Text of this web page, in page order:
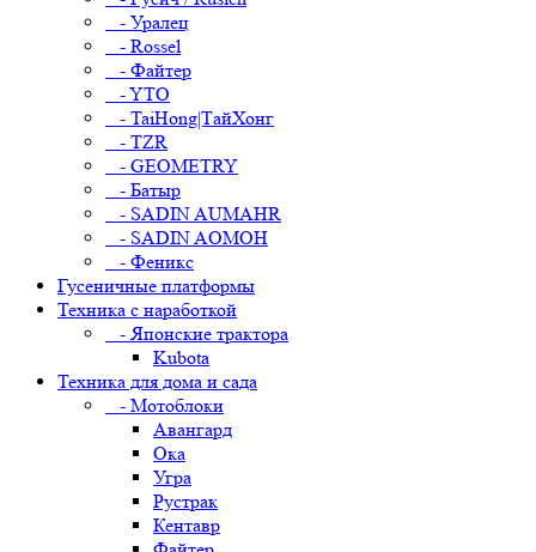
- Уралец
- Rossel
- Файтер
- YTO
- TaiHong|ТайХонг
- TZR
- GEOMETRY
- Батыр
- SADIN AUMAHR
- SADIN AOMOH
- Феникс
Гусеничные платформы
Техника с наработкой
- Японские трактора
Kubota
Техника для дома и сада
- Мотоблоки
Авангард
Ока
Угра
Рустрак
Кентавр